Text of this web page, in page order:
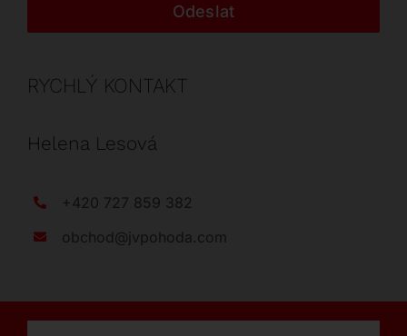
Odeslat
RYCHLÝ KONTAKT
Helena Lesová
+420 727 859 382
obchod@jvpohoda.com